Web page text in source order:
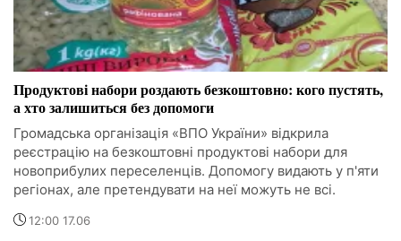
Продуктові набори роздають безкоштовно: кого пустять,
а хто залишиться без допомоги
Громадська організація «ВПО України» відкрила
реєстрацію на безкоштовні продуктові набори для
новоприбулих переселенців. Допомогу видають у п'яти
регіонах, але претендувати на неї можуть не всі.
12:00 17.06